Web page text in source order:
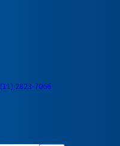
(11) 2823-7066